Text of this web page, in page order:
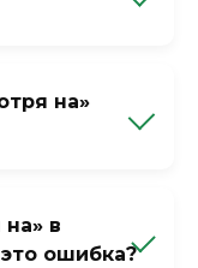
на»
в
ошибка?